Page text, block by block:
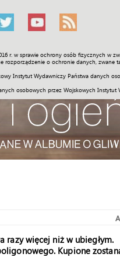
r. w sprawie ochrony osób fizycznych
rozporządzenie o ochronie danych, zwane
Instytut Wydawniczy Państwa danych
osobowych przez Wojskowych Instytut
Historia Galerie Wideo
A
razy więcej niż w ubiegłym.
Kupione